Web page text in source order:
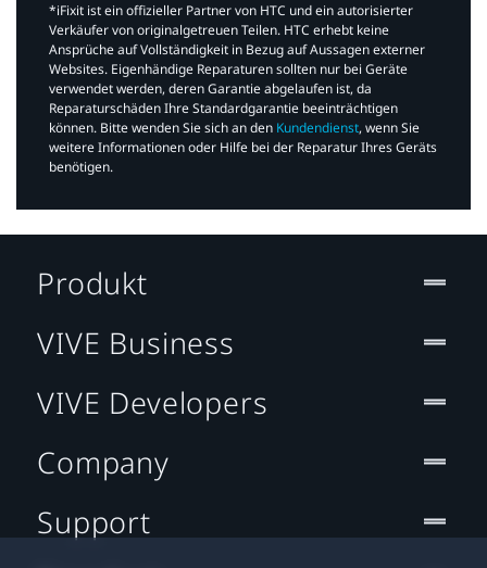
*iFixit ist ein offizieller Partner von HTC und ein autorisierter
Verkäufer von originalgetreuen Teilen. HTC erhebt keine
Ansprüche auf Vollständigkeit in Bezug auf Aussagen externer
Websites. Eigenhändige Reparaturen sollten nur bei Geräte
verwendet werden, deren Garantie abgelaufen ist, da
Reparaturschäden Ihre Standardgarantie beeinträchtigen
können. Bitte wenden Sie sich an den Kundendienst, wenn Sie
weitere Informationen oder Hilfe bei der Reparatur Ihres Geräts
benötigen.​
Produkt
VIVE Business
VIVE Developers
Company
Support